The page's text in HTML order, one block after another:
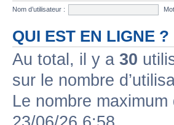
Nom d’utilisateur :
QUI EST EN LIGNE ?
Au total, il y a 30
sur le nombre
Le nombre